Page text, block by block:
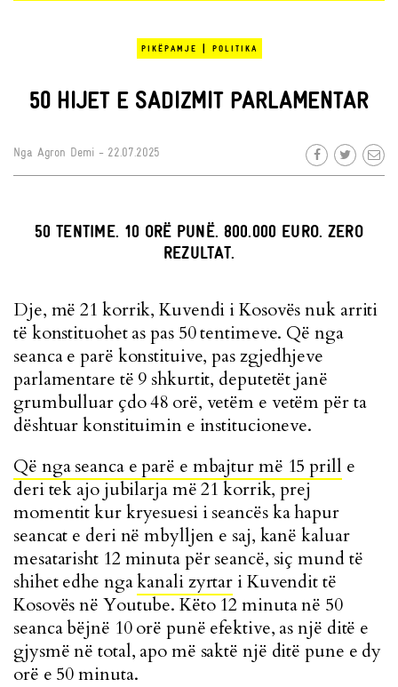
PIKËPAMJE | POLITIKA
50 HIJET E SADIZMIT PARLAMENTAR
Nga Agron Demi - 22.07.2025
50 TENTIME. 10 ORË PUNË. 800.000 EURO. ZERO
REZULTAT.
Dje, më 21 korrik, Kuvendi i Kosovës nuk arriti
të konstituohet as pas 50 tentimeve. Që nga
seanca e parë konstituive, pas zgjedhjeve
parlamentare të 9 shkurtit, deputetët janë
grumbulluar çdo 48 orë, vetëm e vetëm për ta
dështuar konstituimin e institucioneve.
Që nga seanca e parë e mbajtur më 15 prill e
deri tek ajo jubilarja më 21 korrik, prej
momentit kur kryesuesi i seancës ka hapur
seancat e deri në mbylljen e saj, kanë kaluar
mesatarisht 12 minuta për seancë, siç mund të
shihet edhe ngakanali zyrtar i Kuvendit të
Kosovës në Youtube. Këto 12 minuta në 50
seanca bëjnë 10 orë punë efektive, as një ditë e
gjysmë në total, apo më saktë një ditë pune e dy
orë e 50 minuta.